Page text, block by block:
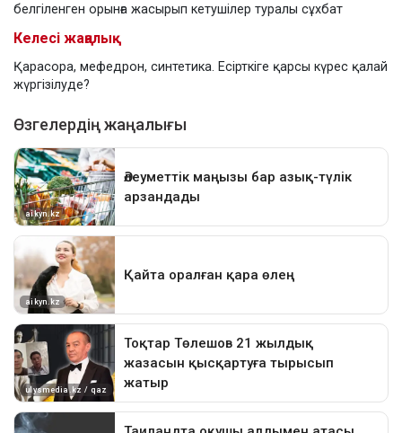
белгіленген орынға жасырып кетушілер туралы сұхбат
Келесі жаңалық
Қарасора, мефедрон, синтетика. Есірткіге қарсы күрес қалай
жүргізілуде?